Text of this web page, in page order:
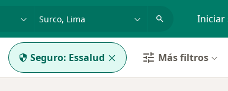
Iniciar
Seguro: Essalud Más filtros